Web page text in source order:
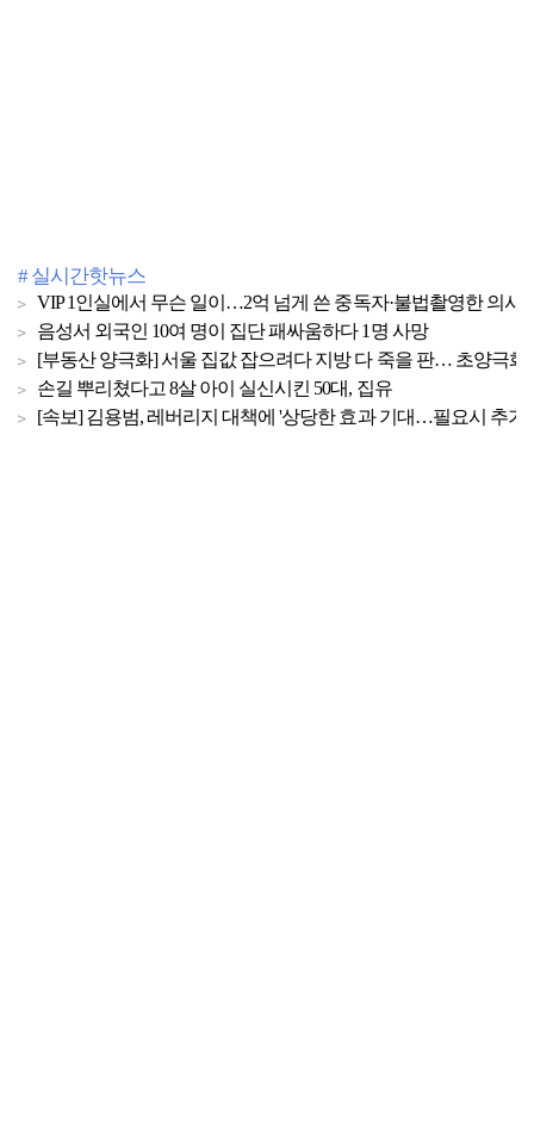
# 실시간핫뉴스
VIP 1인실에서 무슨 일이…2억 넘게 쓴 중독자·불법촬영한 의사
음성서 외국인 10여 명이 집단 패싸움하다 1명 사망
[부동산 양극화] 서울 집값 잡으려다 지방 다 죽을 판… 초양극화
손길 뿌리쳤다고 8살 아이 실신시킨 50대, 집유
[속보] 김용범, 레버리지 대책에 '상당한 효과 기대…필요시 추가